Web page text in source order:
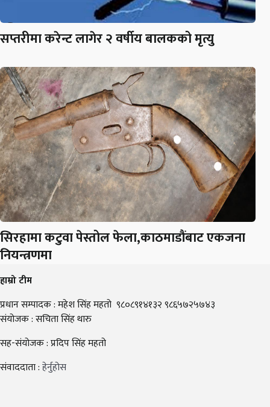
सप्तरीमा करेन्ट लागेर २ वर्षीय बालकको मृत्यु
सिरहामा कटुवा पेस्तोल फेला,काठमाडौंबाट एकजना
नियन्त्रणमा
हाम्रो टीम
प्रधान सम्पादक : महेश सिंह महतो ९८०८९१४१३२ ९८६५७२५७४३
संयोजक : सचिता सिंह थारु
सह-संयोजक : प्रदिप सिंह महतो
संवाददाता :हेर्नुहोस